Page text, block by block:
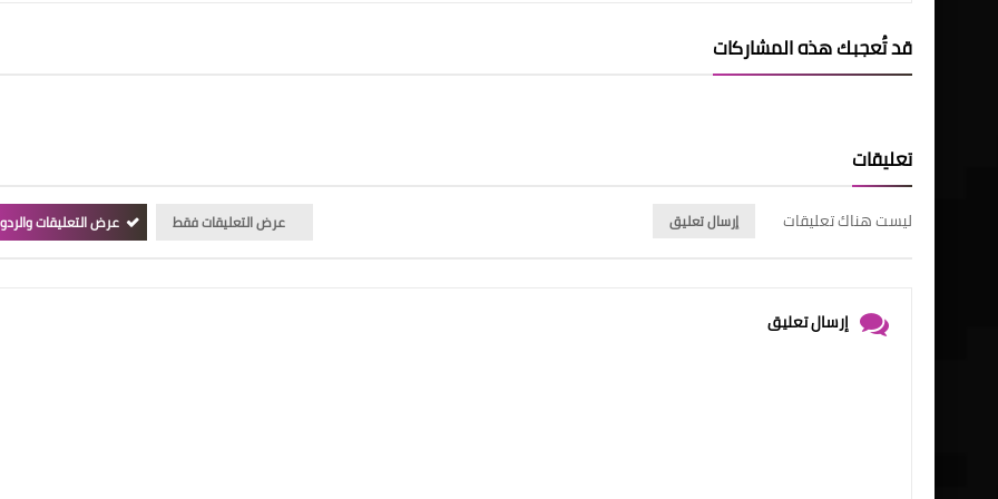
قد تُعجبك هذه المشاركات
تعليقات
ليست هناك تعليقات إرسال تعليق عرض التعليقات فقط عرض التعليقات
إرسال تعليق